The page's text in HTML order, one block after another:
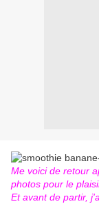
Me voici de retour
photos pour le
Et avant de partir,